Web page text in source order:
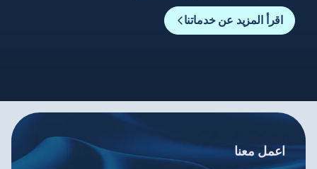
اقرأ المزيد عن خدماتنا
اعمل معنا